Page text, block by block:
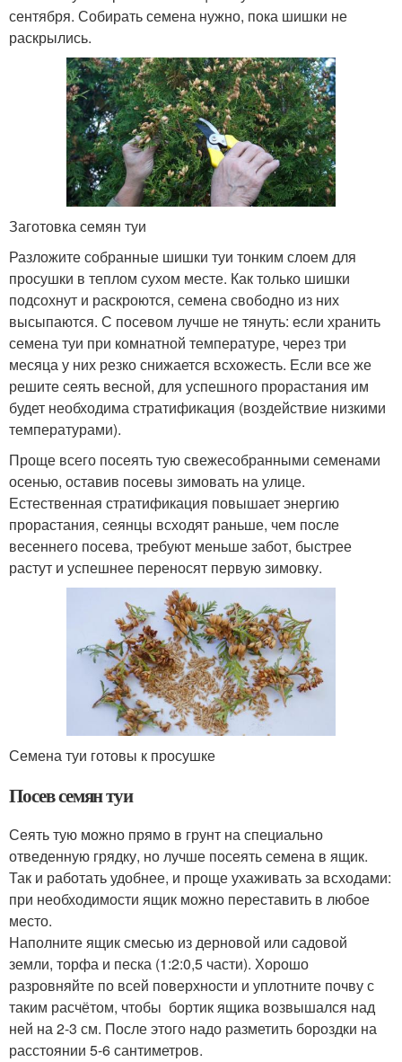
сентября. Собирать семена нужно, пока шишки не
раскрылись.
Заготовка семян туи
Разложите собранные шишки туи тонким слоем для
просушки в теплом сухом месте. Как только шишки
подсохнут и раскроются, семена свободно из них
высыпаются. С посевом лучше не тянуть: если хранить
семена туи при комнатной температуре, через три
месяца у них резко снижается всхожесть. Если все же
решите сеять весной, для успешного прорастания им
будет необходима стратификация (воздействие низкими
температурами).
Проще всего посеять тую свежесобранными семенами
осенью, оставив посевы зимовать на улице.
Естественная стратификация повышает энергию
прорастания, сеянцы всходят раньше, чем после
весеннего посева, требуют меньше забот, быстрее
растут и успешнее переносят первую зимовку.
Семена туи готовы к просушке
Посев семян туи
Сеять тую можно прямо в грунт на специально
отведенную грядку, но лучше посеять семена в ящик.
Так и работать удобнее, и проще ухаживать за всходами:
при необходимости ящик можно переставить в любое
место.
Наполните ящик смесью из дерновой или садовой
земли, торфа и песка (1:2:0,5 части). Хорошо
разровняйте по всей поверхности и уплотните почву с
таким расчётом, чтобы бортик ящика возвышался над
ней на 2-3 см. После этого надо разметить бороздки на
расстоянии 5-6 сантиметров.